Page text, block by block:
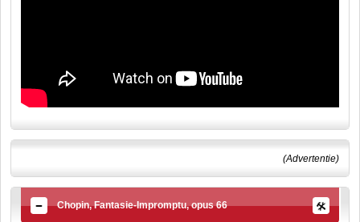
(Advertentie)
Chopin, Fantasie-Impromptu, opus 66